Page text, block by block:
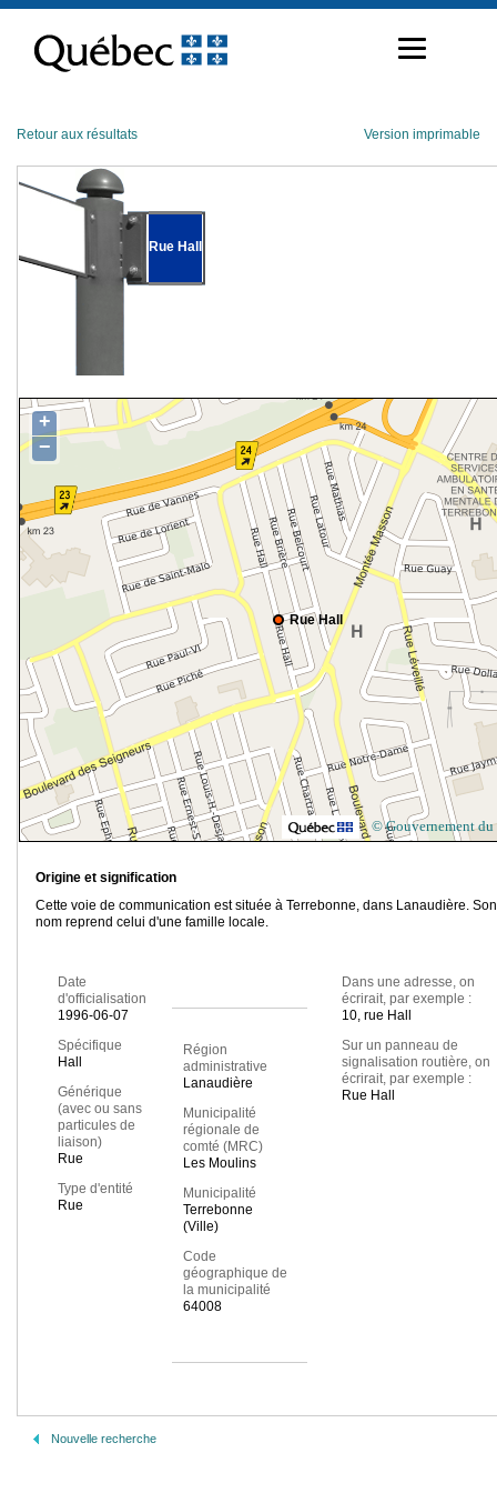
contenu
Retour aux résultats Version imprimable
Rue Hall
Rue Hall
+
−
© Gouvernement du
Origine et signification
Cette voie de communication est située à Terrebonne, dans Lanaudière. Son
nom reprend celui d'une famille locale.
Date
d'officialisation
1996-06-07
Spécifique
Hall
Générique
(avec ou sans
particules de
liaison)
Rue
Type d'entité
Rue
Région
administrative
Lanaudière
Municipalité
régionale de
comté (MRC)
Les Moulins
Municipalité
Terrebonne
(Ville)
Code
géographique de
la municipalité
64008
Dans une adresse, on
écrirait, par exemple :
10, rue Hall
Sur un panneau de
signalisation routière, on
écrirait, par exemple :
Rue Hall
Nouvelle recherche